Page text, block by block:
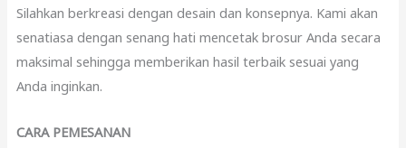
Silahkan berkreasi dengan desain dan konsepnya. Kami akan
senatiasa dengan senang hati mencetak brosur Anda secara
maksimal sehingga memberikan hasil terbaik sesuai yang
Anda inginkan.
CARA PEMESANAN